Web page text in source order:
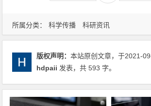
所属分类： 科学传播 科研资讯
版权声明：本站原创文章，于2021-
hdpaii 发表，共 593 字。